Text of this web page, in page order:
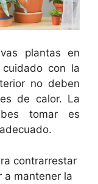
plantas en
con la
no deben
de calor. La
tomar es
adecuado.
contrarrestar
a mantener la